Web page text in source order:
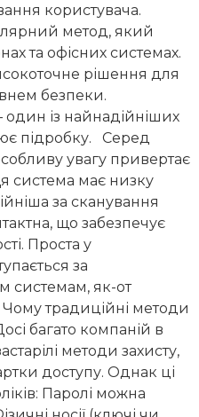
користувача.
метод, який
та офісних системах.
рішення для
безпеки.
із найнадійніших
підробку. Серед
увагу привертає
система має низку
за сканування
що забезпечує
Проста у
за
системам, як-от
Чому традиційні методи
багато компаній в
методи захисту,
доступу. Однак ці
Паролі можна